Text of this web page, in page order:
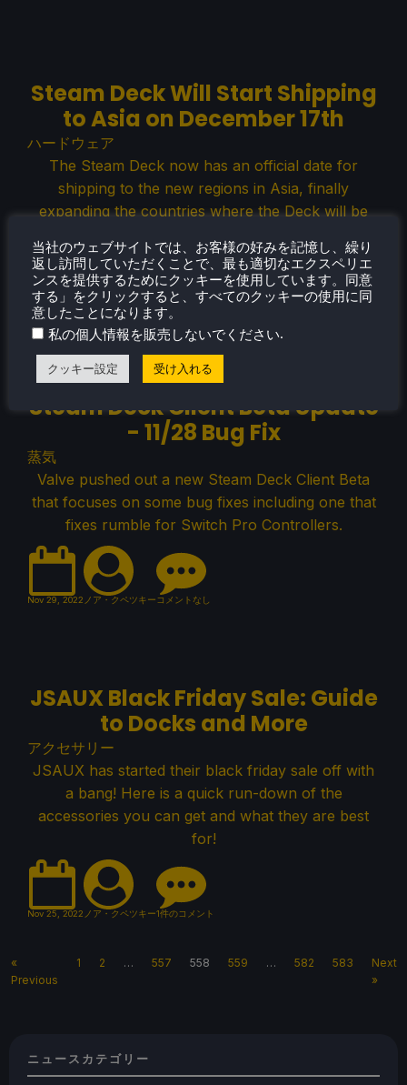
Steam Deck Will Start Shipping
to Asia on December 17th
ハードウェア
The Steam Deck now has an official date for
shipping to the new regions in Asia, finally
expanding the countries where the Deck will be
Nov 29, 2022 ノア・クペツキーコメントなし
Steam Deck Client Beta Update
- 11/28 Bug Fix
蒸気
Valve pushed out a new Steam Deck Client Beta
that focuses on some bug fixes including one that
fixes rumble for Switch Pro Controllers.
Nov 29, 2022 ノア・クペツキーコメントなし
JSAUX Black Friday Sale: Guide
to Docks and More
アクセサリー
JSAUX has started their black friday sale off with
a bang! Here is a quick run-down of the
accessories you can get and what they are best
for!
Nov 25, 2022 ノア・クペツキー1件のコメント
«
Previous
1 2 … 557 558 559 … 582 583
Next
»
ニュースカテゴリー
当社のウェブサイトでは、お客様の好みを記憶し、繰り
返し訪問していただくことで、最も適切なエクスペリエ
ンスを提供するためにクッキーを使用しています。同意
する」をクリックすると、すべてのクッキーの使用に同
意したことになります。
私の個人情報を販売しないでください.
クッキー設定 受け入れる